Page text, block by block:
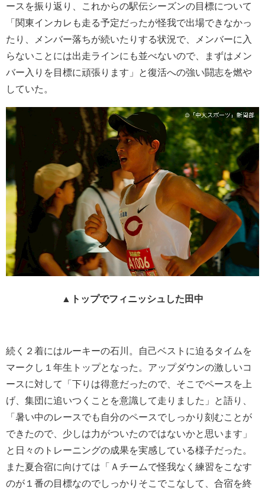
ースを振り返り、これからの駅伝シーズンの目標について
「関東インカレも走る予定だったが怪我で出場できなかっ
たり、メンバー落ちが続いたりする状況で、メンバーに入
らないことには出走ラインにも並べないので、まずはメン
バー入りを目標に頑張ります」と復活への強い闘志を燃や
していた。
▲トップでフィニッシュした田中
続く２着にはルーキーの石川。自己ベストに迫るタイムを
マークし１年生トップとなった 。アップダウンの激しいコ
ースに対して「下りは得意だったので、そこでペースを上
げ、集団に追いつくことを意識して走りました」と語り、
「暑い中のレースでも自分のペースでしっかり刻むことが
できたので、少しは力がついたのではないかと思います」
と日々のトレーニングの成果を実感している様子だった。
また夏合宿に向けては「Ａチームで怪我なく練習をこなす
のが１番の目標なのでしっかりそこでこなして、合宿を終